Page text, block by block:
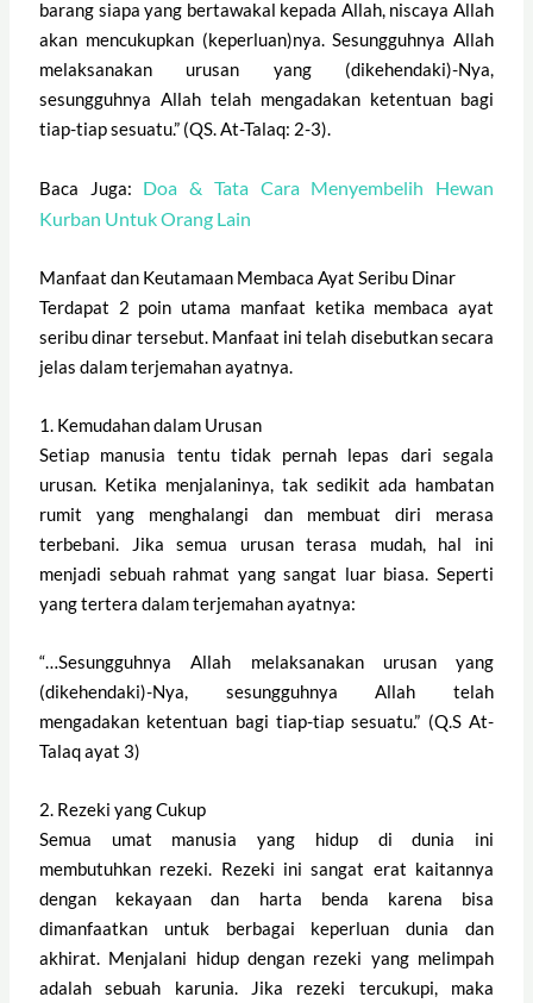
barang siapa yang bertawakal kepada Allah, niscaya Allah
akan mencukupkan (keperluan)nya. Sesungguhnya Allah
melaksanakan urusan yang (dikehendaki)-Nya,
sesungguhnya Allah telah mengadakan ketentuan bagi
tiap-tiap sesuatu.” (QS. At-Talaq: 2-3).
Baca Juga: Doa & Tata Cara Menyembelih Hewan
Kurban Untuk Orang Lain
Manfaat dan Keutamaan Membaca Ayat Seribu Dinar
Terdapat 2 poin utama manfaat ketika membaca ayat
seribu dinar tersebut. Manfaat ini telah disebutkan secara
jelas dalam terjemahan ayatnya.
1. Kemudahan dalam Urusan
Setiap manusia tentu tidak pernah lepas dari segala
urusan. Ketika menjalaninya, tak sedikit ada hambatan
rumit yang menghalangi dan membuat diri merasa
terbebani. Jika semua urusan terasa mudah, hal ini
menjadi sebuah rahmat yang sangat luar biasa. Seperti
yang tertera dalam terjemahan ayatnya:
“…Sesungguhnya Allah melaksanakan urusan yang
(dikehendaki)-Nya, sesungguhnya Allah telah
mengadakan ketentuan bagi tiap-tiap sesuatu.” (Q.S At-
Talaq ayat 3)
2. Rezeki yang Cukup
Semua umat manusia yang hidup di dunia ini
membutuhkan rezeki. Rezeki ini sangat erat kaitannya
dengan kekayaan dan harta benda karena bisa
dimanfaatkan untuk berbagai keperluan dunia dan
akhirat. Menjalani hidup dengan rezeki yang melimpah
adalah sebuah karunia. Jika rezeki tercukupi, maka